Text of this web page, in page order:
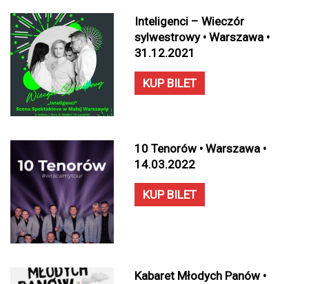
Inteligenci – Wieczór
sylwestrowy • Warszawa •
31.12.2021
KUP BILET
10 Tenorów • Warszawa •
14.03.2022
KUP BILET
Kabaret Młodych Panów •